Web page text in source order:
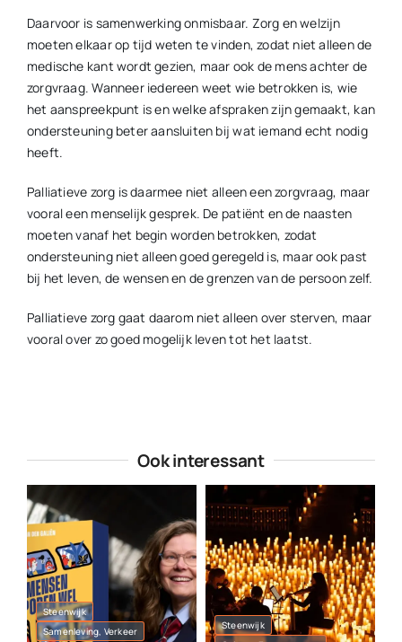
Daarvoor is samenwerking onmisbaar. Zorg en welzijn
moeten elkaar op tijd weten te vinden, zodat niet alleen de
medische kant wordt gezien, maar ook de mens achter de
zorgvraag. Wanneer iedereen weet wie betrokken is, wie
het aanspreekpunt is en welke afspraken zijn gemaakt, kan
ondersteuning beter aansluiten bij wat iemand echt nodig
heeft.
Palliatieve zorg is daarmee niet alleen een zorgvraag, maar
vooral een menselijk gesprek. De patiënt en de naasten
moeten vanaf het begin worden betrokken, zodat
ondersteuning niet alleen goed geregeld is, maar ook past
bij het leven, de wensen en de grenzen van de persoon zelf.
Palliatieve zorg gaat daarom niet alleen over sterven, maar
vooral over zo goed mogelijk leven tot het laatst.
Ook interessant
Steenwijk
Samenleving, Verkeer
Steenwijk